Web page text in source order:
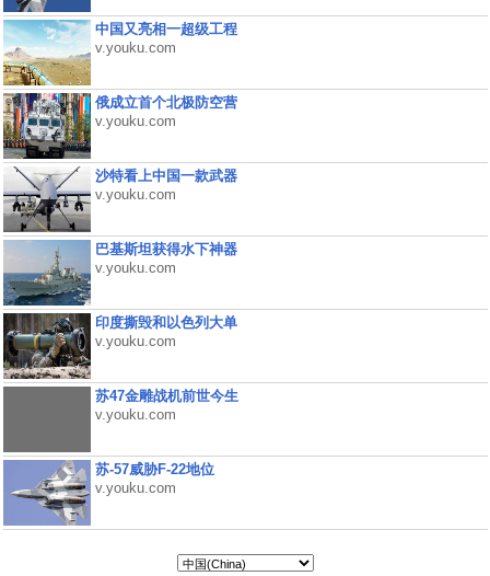
中国又亮相一超级工程
v.youku.com
俄成立首个北极防空营
v.youku.com
沙特看上中国一款武器
v.youku.com
巴基斯坦获得水下神器
v.youku.com
印度撕毁和以色列大单
v.youku.com
苏47金雕战机前世今生
v.youku.com
苏-57威胁F-22地位
v.youku.com